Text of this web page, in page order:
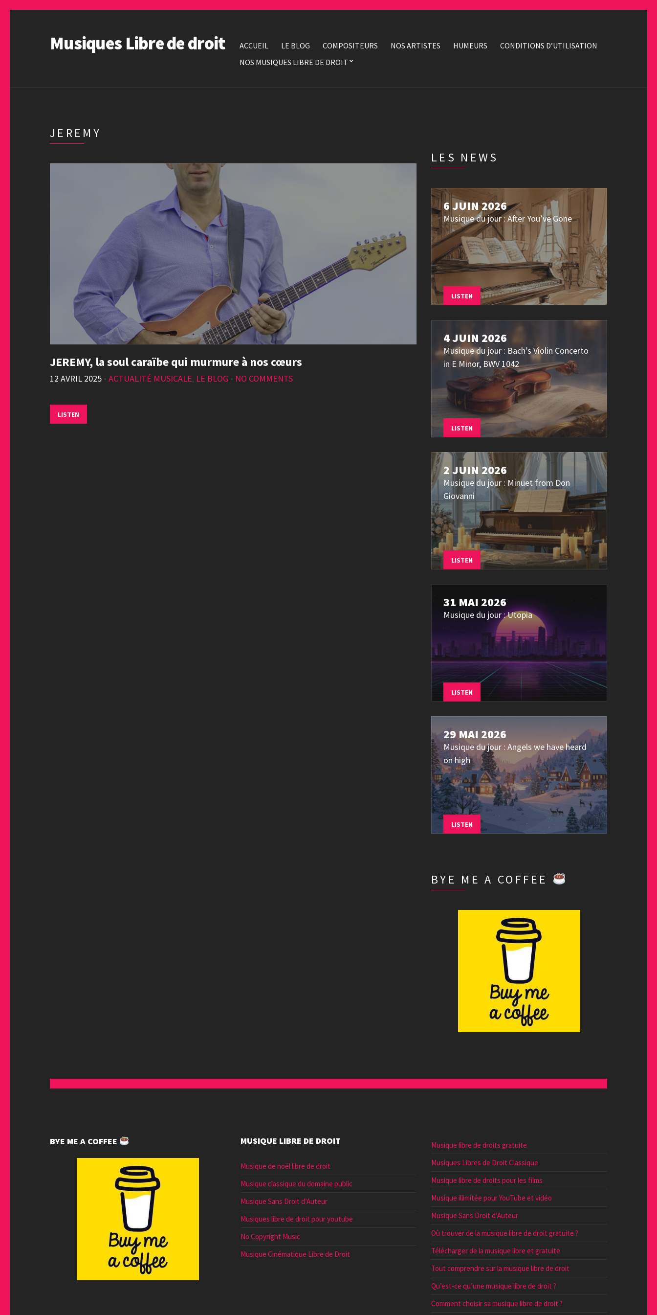
Musiques Libre de droit ACCUEIL LE BLOG COMPOSITEURS NOS ARTISTES HUMEURS
CONDITIONS D’UTILISATION
NOS MUSIQUES LIBRE DE DROIT
JEREMY
JEREMY, la soul caraïbe qui murmure à nos cœurs
12 AVRIL 2025 • ACTUALITÉ MUSICALE, LE BLOG • NO COMMENTS
LISTEN
LES NEWS
6 JUIN 2026
Musique du jour : After You’ve Gone
LISTEN
4 JUIN 2026
Musique du jour : Bach’s Violin Concerto
in E Minor, BWV 1042
LISTEN
2 JUIN 2026
Musique du jour : Minuet from Don
Giovanni
LISTEN
31 MAI 2026
Musique du jour : Utopia
LISTEN
29 MAI 2026
Musique du jour : Angels we have heard
on high
LISTEN
BYE ME A COFFEE
BYE ME A COFFEE MUSIQUE LIBRE DE DROIT
Musique de noël libre de droit
Musique classique du domaine public
Musique Sans Droit d’Auteur
Musiques libre de droit pour youtube
No Copyright Music
Musique Cinématique Libre de Droit
Musique libre de droits gratuite
Musiques Libres de Droit Classique
Musique libre de droits pour les films
Musique illimitée pour YouTube et vidéo
Musique Sans Droit d’Auteur
Où trouver de la musique libre de droit gratuite ?
Télécharger de la musique libre et gratuite
Tout comprendre sur la musique libre de droit
Qu’est-ce qu’une musique libre de droit ?
Comment choisir sa musique libre de droit ?